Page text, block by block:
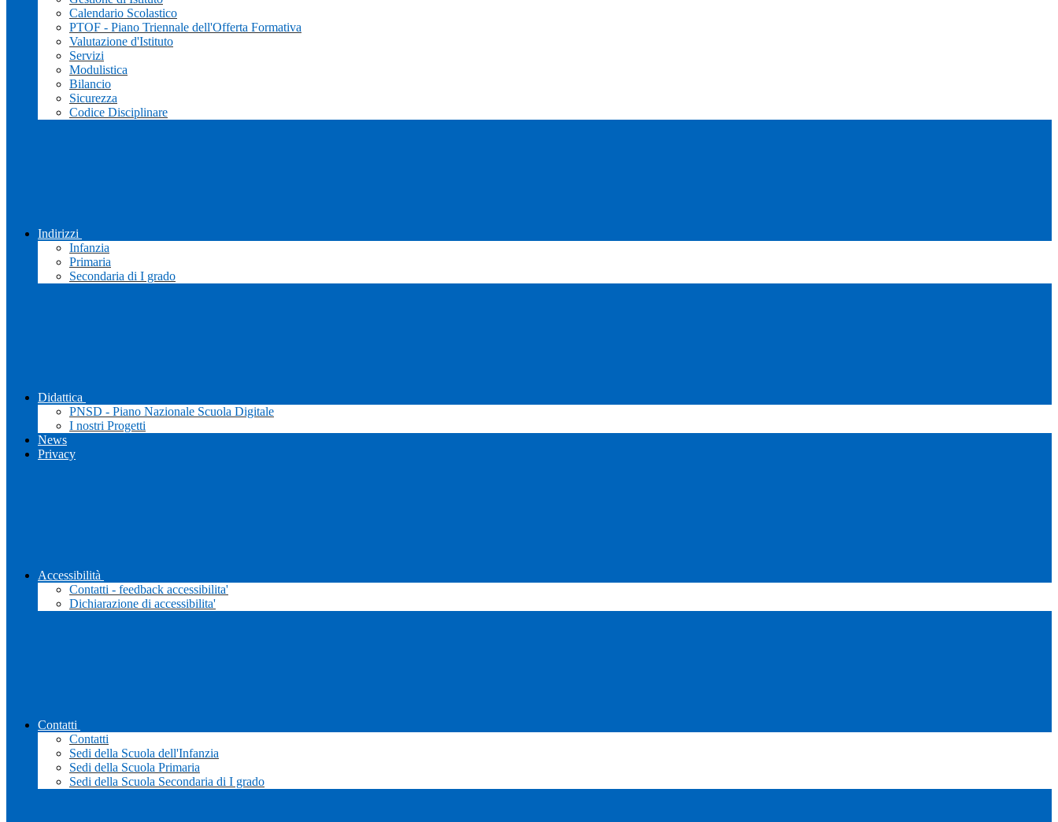
Calendario Scolastico
PTOF - Piano Triennale dell'Offerta Formativa
Valutazione d'Istituto
Servizi
Modulistica
Bilancio
Sicurezza
Codice Disciplinare
Indirizzi
Infanzia
Primaria
Secondaria di I grado
Didattica
PNSD - Piano Nazionale Scuola Digitale
I nostri Progetti
News
Privacy
Accessibilità
Contatti - feedback accessibilita'
Dichiarazione di accessibilita'
Contatti
Contatti
Sedi della Scuola dell'Infanzia
Sedi della Scuola Primaria
Sedi della Scuola Secondaria di I grado